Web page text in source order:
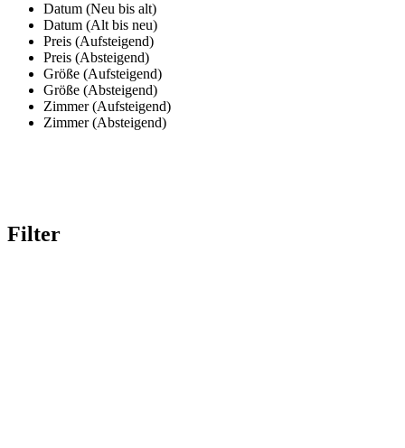
Datum (Neu bis alt)
Datum (Alt bis neu)
Preis (Aufsteigend)
Preis (Absteigend)
Größe (Aufsteigend)
Größe (Absteigend)
Zimmer (Aufsteigend)
Zimmer (Absteigend)
Filter